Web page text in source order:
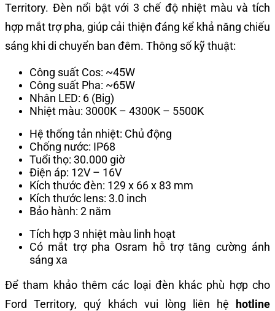
Territory. Đèn nổi bật với 3 chế độ nhiệt màu và tích
hợp mắt trợ pha, giúp cải thiện đáng kể khả năng chiếu
sáng khi di chuyển ban đêm. Thông số kỹ thuật:
Công suất Cos: ~45W
Công suất Pha: ~65W
Nhân LED: 6 (Big)
Nhiệt màu: 3000K – 4300K – 5500K
Hệ thống tản nhiệt: Chủ động
Chống nước: IP68
Tuổi thọ: 30.000 giờ
Điện áp: 12V – 16V
Kích thước đèn: 129 x 66 x 83 mm
Kích thước lens: 3.0 inch
Bảo hành: 2 năm
Tích hợp 3 nhiệt màu linh hoạt
Có mắt trợ pha Osram hỗ trợ tăng cường ánh
sáng xa
Để tham khảo thêm các loại đèn khác phù hợp cho
Ford Territory, quý khách vui lòng liên hệ
hotline